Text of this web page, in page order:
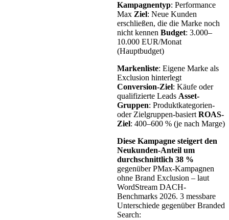
Kampagnentyp: Performance
Max Ziel: Neue Kunden
erschließen, die die Marke noch
nicht kennen Budget: 3.000–
10.000 EUR/Monat
(Hauptbudget)
Markenliste: Eigene Marke als
Exclusion hinterlegt
Conversion-Ziel: Käufe oder
qualifizierte Leads Asset-
Gruppen: Produktkategorien-
oder Zielgruppen-basiert ROAS-
Ziel: 400–600 % (je nach Marge)
Diese Kampagne steigert den
Neukunden-Anteil um
durchschnittlich 38 %
gegenüber PMax-Kampagnen
ohne Brand Exclusion – laut
WordStream DACH-
Benchmarks 2026. 3 messbare
Unterschiede gegenüber Branded
Search: